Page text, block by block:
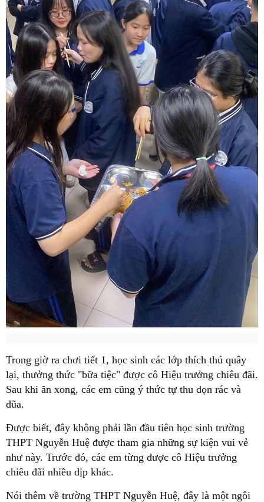
Trong giờ ra chơi tiết 1, học sinh các lớp thích thú quây
lại, thưởng thức "bữa tiệc" được cô Hiệu trưởng chiêu đãi.
Sau khi ăn xong, các em cũng ý thức tự thu dọn rác và
đũa.
Được biết, đây không phải lần đầu tiên học sinh trường
THPT Nguyễn Huệ được tham gia những sự kiện vui vẻ
như này. Trước đó, các em từng được cô Hiệu trưởng
chiêu đãi nhiều dịp khác.
Nói thêm về trường THPT Nguyễn Huệ, đây là một ngôi